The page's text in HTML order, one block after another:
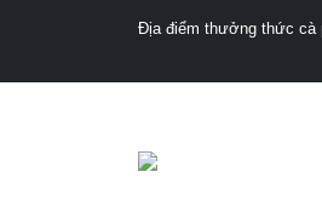
Địa điểm thưởng thức cà